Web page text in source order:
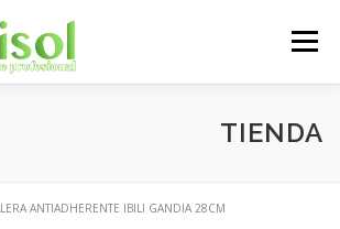
Menú
CONTACTO
TIENDA
ANTIADHERENTE IBILI GANDIA 28CM